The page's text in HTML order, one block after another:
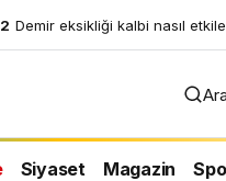
Demir eksikliği kalbi nasıl
Siyaset Magazin